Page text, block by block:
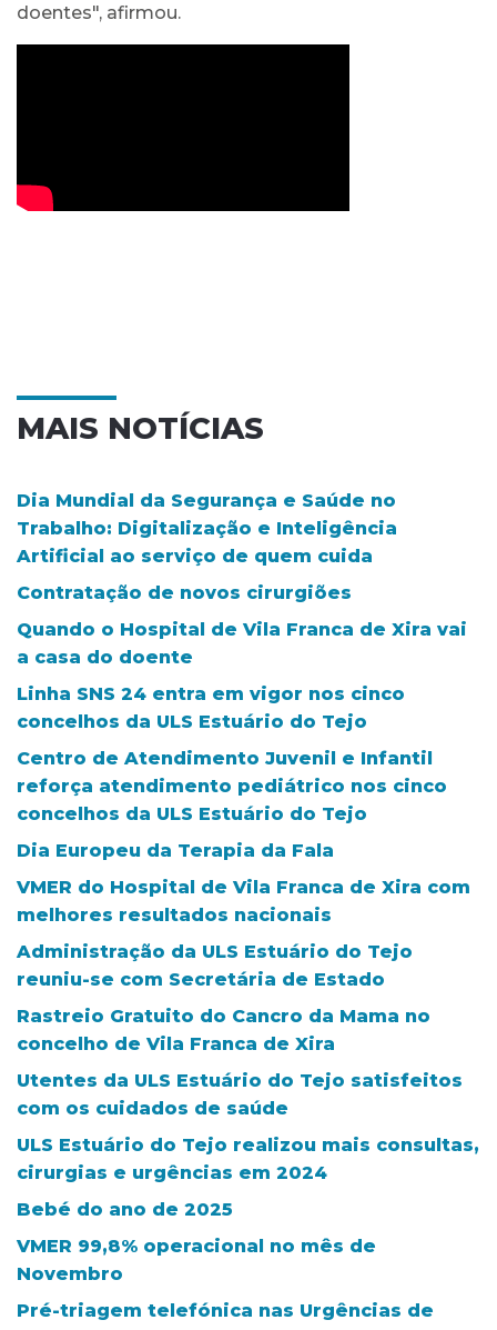
doentes", afirmou.
MAIS NOTÍCIAS
Dia Mundial da Segurança e Saúde no
Trabalho: Digitalização e Inteligência
Artificial ao serviço de quem cuida
Contratação de novos cirurgiões
Quando o Hospital de Vila Franca de Xira vai
a casa do doente
Linha SNS 24 entra em vigor nos cinco
concelhos da ULS Estuário do Tejo
Centro de Atendimento Juvenil e Infantil
reforça atendimento pediátrico nos cinco
concelhos da ULS Estuário do Tejo
Dia Europeu da Terapia da Fala
VMER do Hospital de Vila Franca de Xira com
melhores resultados nacionais
Administração da ULS Estuário do Tejo
reuniu-se com Secretária de Estado
Rastreio Gratuito do Cancro da Mama no
concelho de Vila Franca de Xira
Utentes da ULS Estuário do Tejo satisfeitos
com os cuidados de saúde
ULS Estuário do Tejo realizou mais consultas,
cirurgias e urgências em 2024
Bebé do ano de 2025
VMER 99,8% operacional no mês de
Novembro
Pré-triagem telefónica nas Urgências de